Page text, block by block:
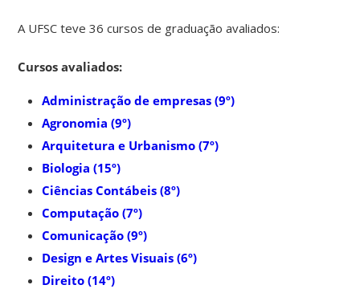
A UFSC teve 36 cursos de graduação avaliados:
Cursos avaliados:
Administração de empresas (9º)
Agronomia (9º)
Arquitetura e Urbanismo (7º)
Biologia (15º)
Ciências Contábeis (8º)
Computação (7º)
Comunicação (9º)
Design e Artes Visuais (6º)
Direito (14º)